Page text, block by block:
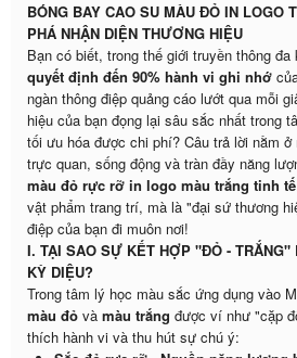
BÓNG BAY CAO SU MÀU ĐỎ IN LOGO
PHÁ NHẬN DIỆN THƯƠNG HIỆU
Bạn có biết, trong thế giới truyền thông đa
quyết định đến 90% hành vi ghi nhớ
ngàn thông điệp quảng cáo lướt qua mỗi
hiệu của bạn đọng lại sâu sắc nhất trong
tối ưu hóa được chi phí? Câu trả lời nằm ở
trực quan, sống động và tràn đầy năng
màu đỏ rực rỡ in logo màu trắng tinh tế
vật phẩm trang trí, mà là "đại sứ thương
điệp của bạn đi muôn nơi!
I. TẠI SAO SỰ KẾT HỢP "ĐỎ - TRẮNG"
KỲ DIỆU?
Trong tâm lý học màu sắc ứng dụng vào
màu đỏ và màu trắng được ví như "cặp
thích hành vi và thu hút sự chú ý: